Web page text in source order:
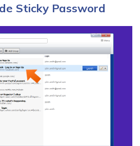
Sticky Password